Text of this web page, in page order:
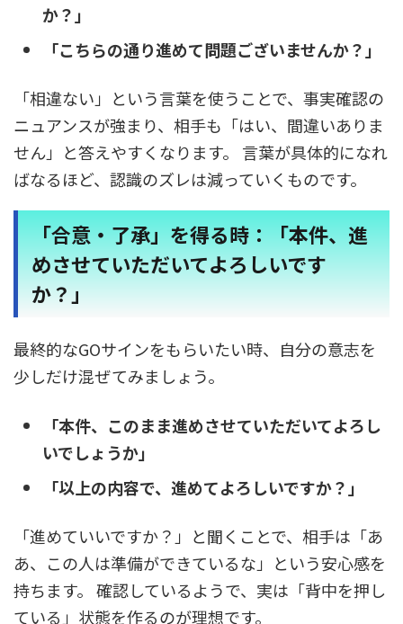
か？」
「こちらの通り進めて問題ございませんか？」
「相違ない」という言葉を使うことで、事実確認の
ニュアンスが強まり、相手も「はい、間違いありま
せん」と答えやすくなります。 言葉が具体的になれ
ばなるほど、認識のズレは減っていくものです。
「合意・了承」を得る時：「本件、進
めさせていただいてよろしいです
か？」
最終的なGOサインをもらいたい時、自分の意志を
少しだけ混ぜてみましょう。
「本件、このまま進めさせていただいてよろし
いでしょうか」
「以上の内容で、進めてよろしいですか？」
「進めていいですか？」と聞くことで、相手は「あ
あ、この人は準備ができているな」という安心感を
持ちます。 確認しているようで、実は「背中を押し
ている」状態を作るのが理想です。